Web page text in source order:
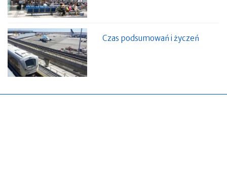
Czas podsumowań i życzeń